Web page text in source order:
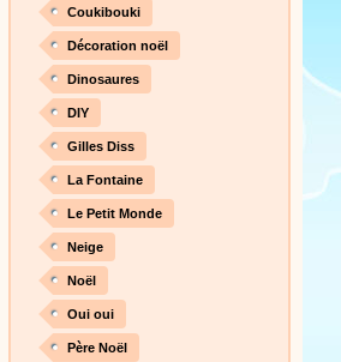
Coukibouki
Décoration noël
Dinosaures
DIY
Gilles Diss
La Fontaine
Le Petit Monde
Neige
Noël
Oui oui
Père Noël